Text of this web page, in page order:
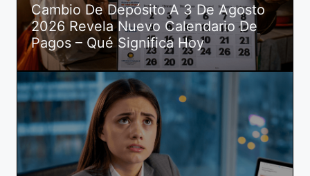
Cambio De Depósito A 3 De Agosto
2026 Revela Nuevo Calendario De
Pagos – Qué Significa Hoy